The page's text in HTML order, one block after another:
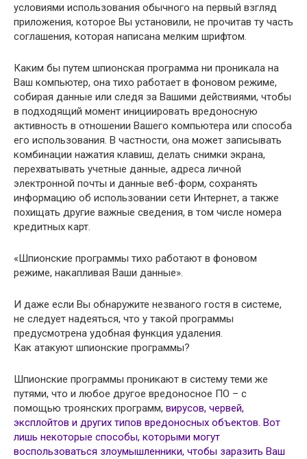
условиями использования обычного на первый взгляд
приложения, которое Вы установили, не прочитав ту часть
соглашения, которая написана мелким шрифтом.
Каким бы путем шпионская программа ни проникала на
Ваш компьютер, она тихо работает в фоновом режиме,
собирая данные или следя за Вашими действиями, чтобы
в подходящий момент инициировать вредоносную
активность в отношении Вашего компьютера или способа
его использования. В частности, она может записывать
комбинации нажатия клавиш, делать снимки экрана,
перехватывать учетные данные, адреса личной
электронной почты и данные веб-форм, сохранять
информацию об использовании сети Интернет, а также
похищать другие важные сведения, в том числе номера
кредитных карт.
«Шпионские программы тихо работают в фоновом
режиме, накапливая Ваши данные».
И даже если Вы обнаружите незваного гостя в системе,
не следует надеяться, что у такой программы
предусмотрена удобная функция удаления.
Как атакуют шпионские программы?
Шпионские программы проникают в систему теми же
путями, что и любое другое вредоносное ПО – с
помощью троянских программ, вирусов, червей,
эксплойтов и других типов вредоносных объектов. Вот
лишь некоторые способы, которыми могут
воспользоваться злоумышленники, чтобы заразить Ваш